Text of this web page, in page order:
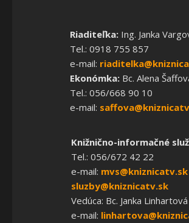
Riaditeľka:Ing. Janka
Tel.: 0918 755 857
e-mail:
Ekonómka:Bc. Alena
Tel.: 056/668 90 10
e-mail:
Knižnično-informačné
Tel.: 056/672 42 22
e-mail: mvs@kniznicatv.sk
sluzby@kniznicatv.sk
Vedúca: Bc. Janka Linhartová
e-mail: